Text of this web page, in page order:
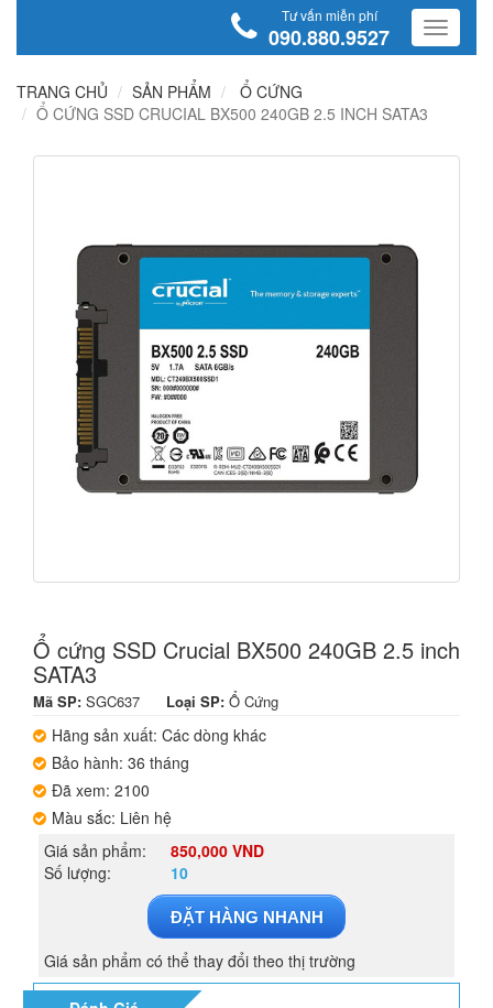
Tư vấn miễn phí
090.880.9527
TRANG CHỦ SẢN PHẨM
Ổ CỨNG
Ổ CỨNG SSD CRUCIAL BX500 240GB 2.5 INCH SATA3
Ổ cứng SSD Crucial BX500 240GB 2.5 inch
SATA3
Mã SP: SGC637 Loại SP: Ổ Cứng
Hãng sản xuất: Các dòng khác
Bảo hành: 36 tháng
Đã xem: 2100
Màu sắc: Liên hệ
Giá sản phẩm:
850,000 VND
Số lượng:
10
ĐẶT HÀNG NHANH
Giá sản phẩm có thể thay đổi theo thị trường